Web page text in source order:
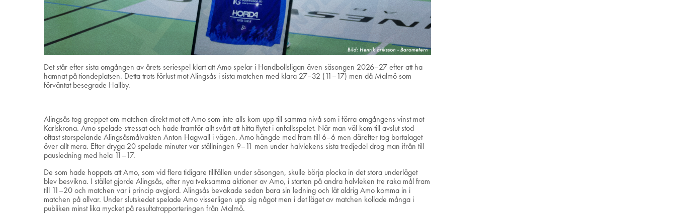
Det står efter sista omgången av årets seriespel klart att Amo spelar i Handbollsligan även säsongen 2026–27 efter att ha
hamnat på tiondeplatsen. Detta trots förlust mot Alingsås i sista matchen med klara 27–32 (11–17) men då Malmö som
förväntat besegrade Hallby.
Alingsås tog greppet om matchen direkt mot ett Amo som inte alls kom upp till samma nivå som i förra omgångens vinst mot
Karlskrona. Amo spelade stressat och hade framför allt svårt att hitta flytet i anfallsspelet. När man väl kom till avslut stod
oftast storspelande Alingsåsmålvakten Anton Hagwall i vägen. Amo hängde med fram till 6–6 men därefter tog bortalaget
över allt mera. Efter dryga 20 spelade minuter var ställningen 9–11 men under halvlekens sista tredjedel drog man ifrån till
pausledning med hela 11–17.
De som hade hoppats att Amo, som vid flera tidigare tillfällen under säsongen, skulle börja plocka in det stora underläget
blev besvikna. I stället gjorde Alingsås, efter nya tveksamma aktioner av Amo, i starten på andra halvleken tre raka mål fram
till 11–20 och matchen var i princip avgjord. Alingsås bevakade sedan bara sin ledning och lät aldrig Amo komma in i
matchen på allvar. Under slutskedet spelade Amo visserligen upp sig något men i det läget av matchen kollade många i
publiken minst lika mycket på resultatrapporteringen från Malmö.